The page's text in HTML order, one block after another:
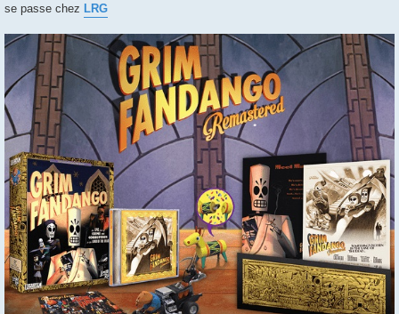
se passe chez LRG